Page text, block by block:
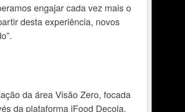
engajar cada vez mais o
desta experiência, novos
da área Visão Zero, focada
da plataforma iFood Decola,